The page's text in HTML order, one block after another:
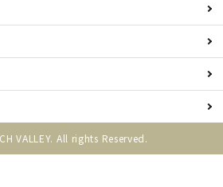
VALLEY. All rights Reserved.